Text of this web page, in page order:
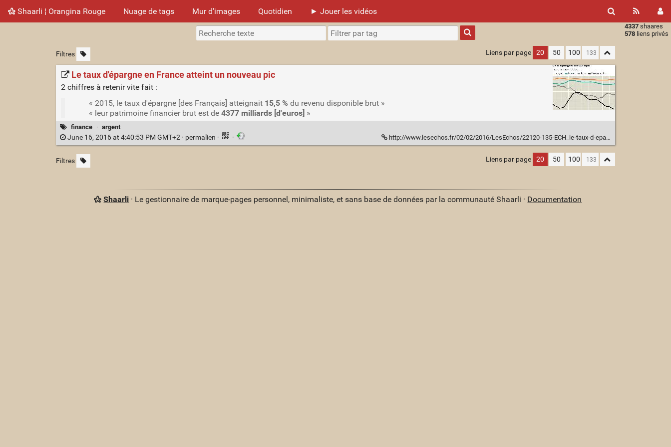
Shaarli ¦ Orangina Rouge Nuage de tags Mur d'images Quotidien ► Jouer les vidéos
4337 shaares
578 liens privés
Type 1 or
more
characters
results.
Filtres Liens par page 20 50 100
Le taux d'épargne en France atteint un nouveau pic
2 chiffres à retenir vite fait :
« 2015, le taux d'épargne [des Français] atteignait 15,5 % du revenu disponible brut »
« leur patrimoine financier brut est de 4377 milliards [d'euros] »
finance · argent
June 16, 2016 at 4:40:53 PM GMT+2 · permalien · · http://www.lesechos.fr/02/02/2016/LesEchos/22120-135-ECH_le-taux-d-epargne-en-france-atteint-un-nouveau-pic.htm
Filtres Liens par page 20 50 100
Shaarli · Le gestionnaire de marque-pages personnel, minimaliste, et sans base de données par la communauté Shaarli · Documentation